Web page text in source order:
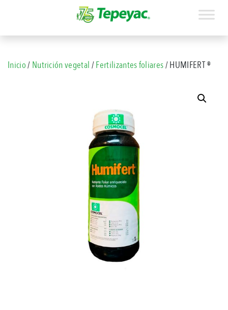
Inicio/ Nutrición vegetal /Fertilizantes foliares/ HUMIFERT ®